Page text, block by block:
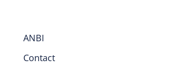
ANBI
Contact